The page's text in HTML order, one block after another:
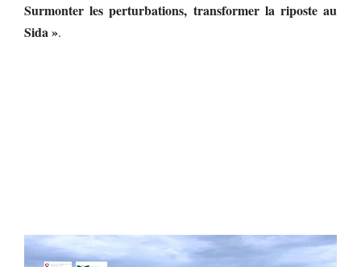
Surmonter les perturbations, transformer la riposte au
Sida ».